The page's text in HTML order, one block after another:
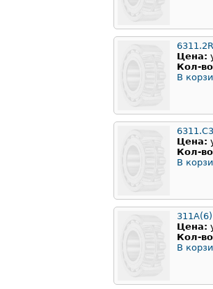
Цена:
Кол-
В
Цена:
Кол-
В
311А(6)
Цена:
Кол-
В